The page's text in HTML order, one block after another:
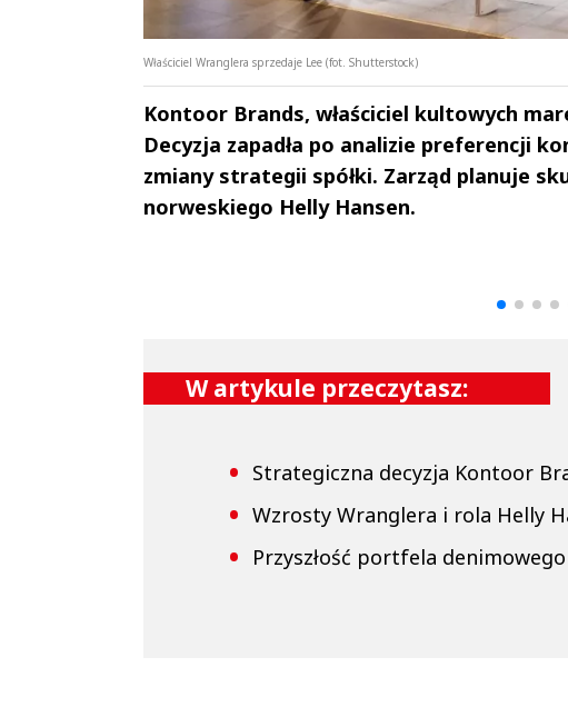
Właściciel Wranglera sprzedaje Lee (fot. Shutterstock)
Kontoor Brands, właściciel kultowych
Decyzja zapadła po analizie preferencji
zmiany strategii spółki. Zarząd planuje
norweskiego Helly Hansen.
W artykule przeczytasz:
Strategiczna decyzja Kontoor
Wzrosty Wranglera i rola Helly
Przyszłość portfela denimowego